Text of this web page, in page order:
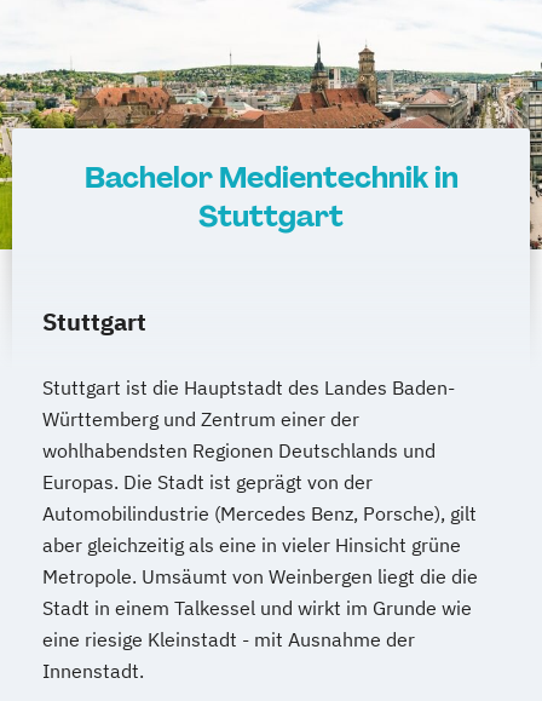
Bachelor Medientechnik in
Stuttgart
Stuttgart
Stuttgart ist die Hauptstadt des Landes Baden-
Württemberg und Zentrum einer der
wohlhabendsten Regionen Deutschlands und
Europas. Die Stadt ist geprägt von der
Automobilindustrie (Mercedes Benz, Porsche), gilt
aber gleichzeitig als eine in vieler Hinsicht grüne
Metropole. Umsäumt von Weinbergen liegt die die
Stadt in einem Talkessel und wirkt im Grunde wie
eine riesige Kleinstadt - mit Ausnahme der
Innenstadt.